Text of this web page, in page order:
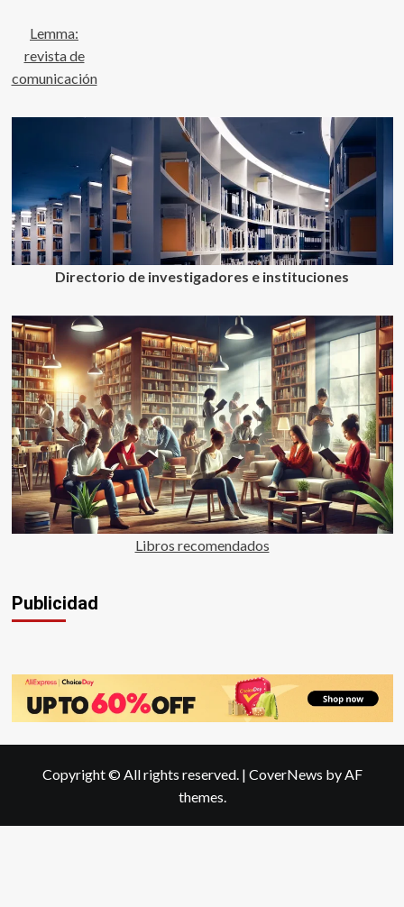
Lemma:
revista de
comunicación
Directorio de investigadores e instituciones
Libros recomendados
Publicidad
Copyright © All rights reserved. | CoverNews by AF
themes.